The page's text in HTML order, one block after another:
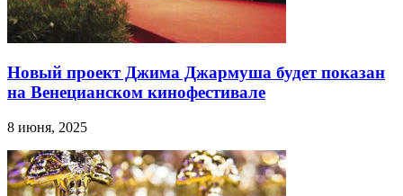
Новый проект Джима Джармуша будет показан
на Венецианском кинофестивале
8 июня, 2025